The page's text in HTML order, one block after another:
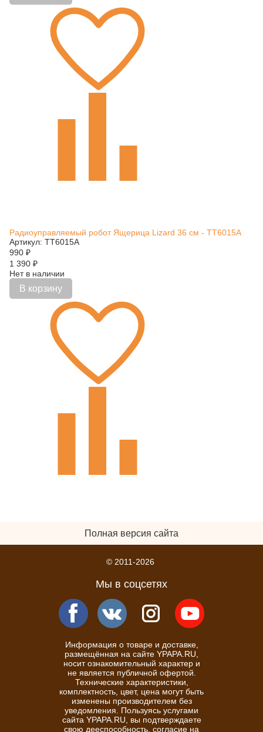
Радиоуправляемый робот Ящерица Lizard 36 см - ТТ6015А
Артикул: TT6015A
990 ₽
1 390 ₽
Нет в наличии
В корзину
Полная версия сайта
© 2011-2026
Мы в соцсетях
Информация о товаре и доставке,
размещённая на сайте YPAPA.RU,
носит ознакомительный характер и
не является публичной офертой.
Технические характеристики,
комплектность, цвет, цена могут быть
изменены производителем без
уведомления. Пользуясь услугами
сайта YPAPA.RU, вы подтверждаете
свою дееспособность, согласие на